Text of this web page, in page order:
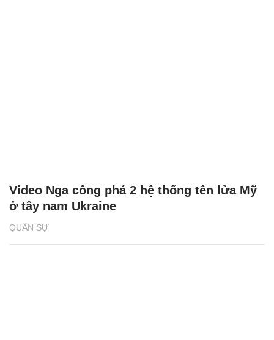
QUÂN SỰ
Video Nga công phá 2 hệ thống tên lửa Mỹ
ở tây nam Ukraine